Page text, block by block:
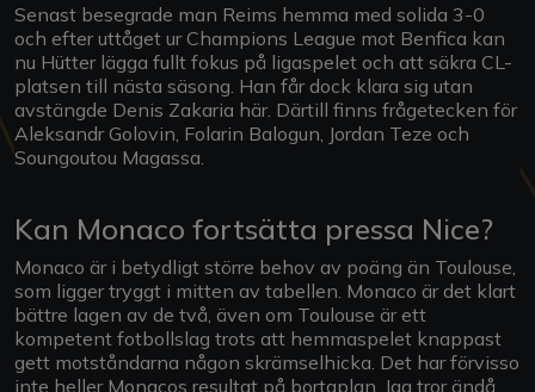
Senast besegrade man Reims hemma med solida 3-0
och efter uttåget ur Champions League mot Benfica kan
nu Hütter lägga fullt fokus på ligaspelet och att säkra CL-
platsen till nästa säsong. Han får dock klara sig utan
avstängde Denis Zakaria här. Därtill finns frågetecken för
Aleksandr Golovin, Folarin Balogun, Jordan Teze och
Soungoutou Magassa.
Kan Monaco fortsätta pressa Nice?
Monaco är i betydligt större behov av poäng än Toulouse,
som ligger tryggt i mitten av tabellen. Monaco är det klart
bättre lagen av de två, även om Toulouse är ett
kompetent fotbollslag trots att hemmaspelet knappast
gett motståndarna någon skrämselhicka. Det har förvisso
inte heller Monacos resultat på bortaplan. Jag tror ändå